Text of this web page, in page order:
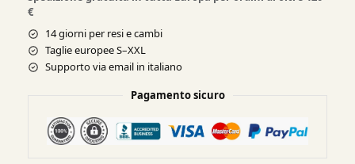
€
14 giorni per resi e cambi
Taglie europee S–XXL
Supporto via email in italiano
Pagamento sicuro